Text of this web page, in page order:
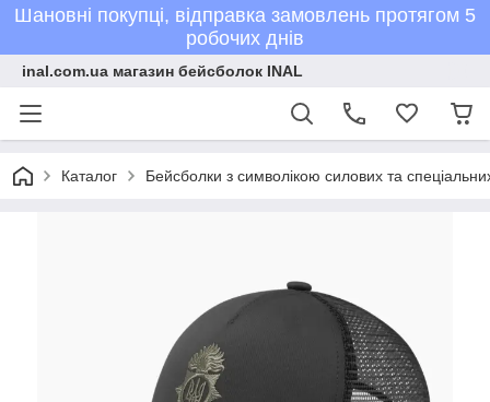
Шановні покупці, відправка замовлень протягом 5
робочих днів
inal.com.ua магазин бейсболок INAL
Каталог Бейсболки з символікою силових та